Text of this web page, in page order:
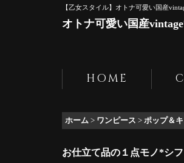
【乙女スタイル】オトナ可愛い国産
オトナ可愛い国産
HOME
ホーム > ワンピース > ポップ＆
お仕立て品の１点モノ*シ